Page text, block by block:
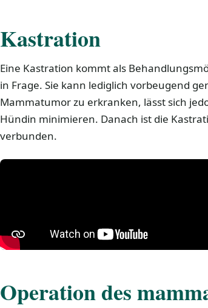
Kastration
Eine Kastration kommt als
in Frage. Sie kann lediglich vorbeugend
Mammatumor zu erkranken, lässt sich
Hündin minimieren. Danach ist die
verbunden.
Operation des